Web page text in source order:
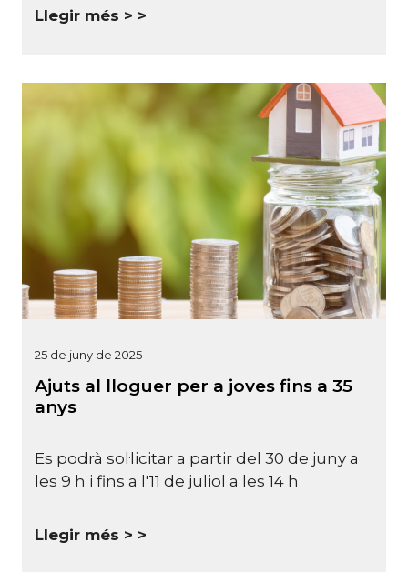
Llegir més >
25 de juny de 2025
Ajuts al lloguer per a joves fins a 35
anys
Es podrà sol·licitar a partir del 30 de juny a
les 9 h i fins a l'11 de juliol a les 14 h
Llegir més >